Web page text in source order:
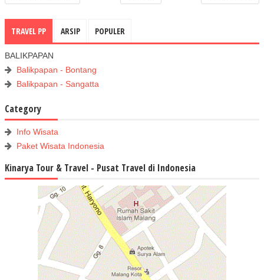
TRAVEL PP ARSIP POPULER
BALIKPAPAN
Balikpapan - Bontang
Balikpapan - Sangatta
Category
Info Wisata
Paket Wisata Indonesia
Kinarya Tour & Travel - Pusat Travel di Indonesia